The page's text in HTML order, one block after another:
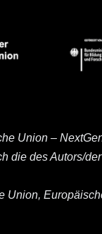
Union –
die des Autors/
Union,